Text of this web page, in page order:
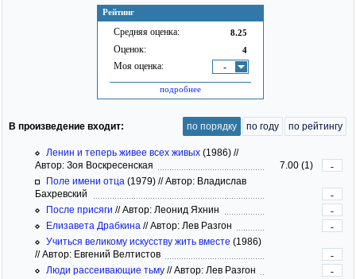
Рейтинг
Средняя оценка: 8.25
Оценок: 4
Моя оценка: -
подробнее
В произведение входит: по порядку по году по рейтингу
Ленин и теперь живее всех живых (1986) //
Автор: Зоя Воскресенская
7.00 (1)
-
Поле имени отца (1979) //Автор: Владислав
Бахревский
-
После присяги //Автор: Леонид Яхнин
-
Елизавета Драбкина //Автор: Лев Разгон
-
Учиться великому искусству жить вместе (1986)
//Автор: Евгений Велтистов
-
Люди рассеивающие тьму //Автор: Лев Разгон
-